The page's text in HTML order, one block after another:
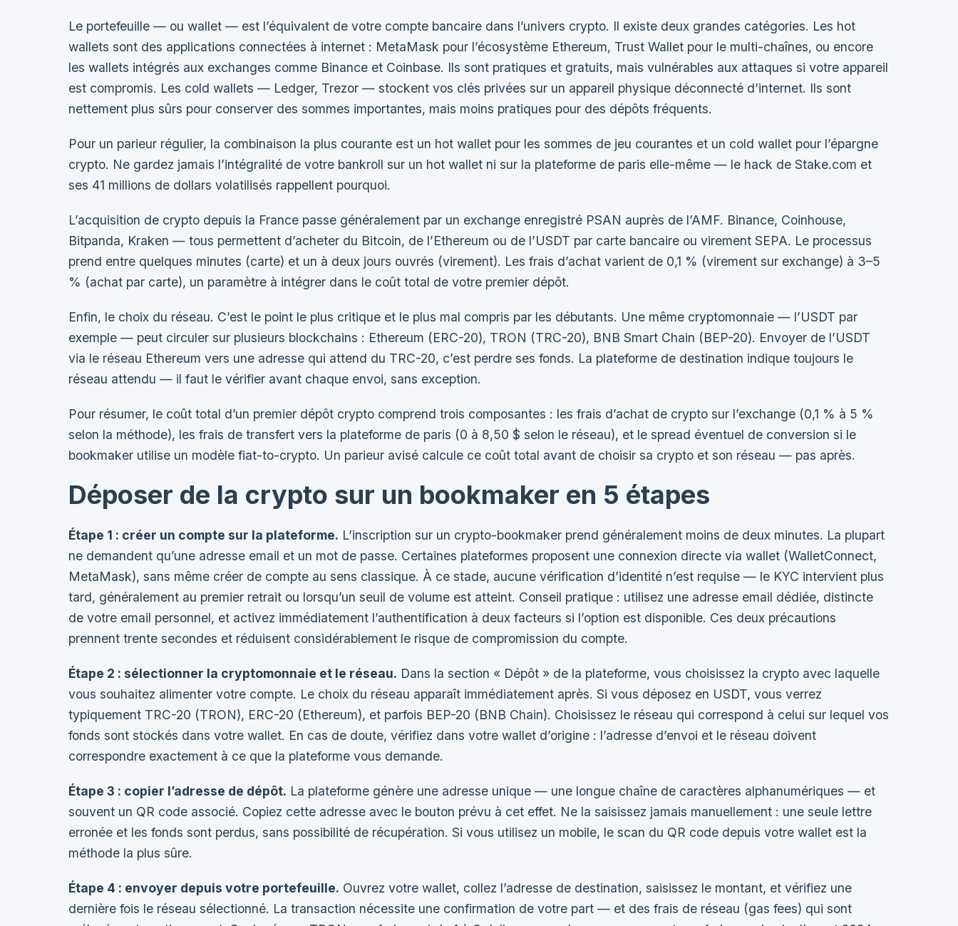
Le portefeuille — ou wallet — est l’équivalent de votre compte bancaire dans l’univers crypto. Il existe deux grandes catégories. Les hot
wallets sont des applications connectées à internet : MetaMask pour l’écosystème Ethereum, Trust Wallet pour le multi-chaînes, ou encore
les wallets intégrés aux exchanges comme Binance et Coinbase. Ils sont pratiques et gratuits, mais vulnérables aux attaques si votre appareil
est compromis. Les cold wallets — Ledger, Trezor — stockent vos clés privées sur un appareil physique déconnecté d’internet. Ils sont
nettement plus sûrs pour conserver des sommes importantes, mais moins pratiques pour des dépôts fréquents.
Pour un parieur régulier, la combinaison la plus courante est un hot wallet pour les sommes de jeu courantes et un cold wallet pour l’épargne
crypto. Ne gardez jamais l’intégralité de votre bankroll sur un hot wallet ni sur la plateforme de paris elle-même — le hack de Stake.com et
ses 41 millions de dollars volatilisés rappellent pourquoi.
L’acquisition de crypto depuis la France passe généralement par un exchange enregistré PSAN auprès de l’AMF. Binance, Coinhouse,
Bitpanda, Kraken — tous permettent d’acheter du Bitcoin, de l’Ethereum ou de l’USDT par carte bancaire ou virement SEPA. Le processus
prend entre quelques minutes (carte) et un à deux jours ouvrés (virement). Les frais d’achat varient de 0,1 % (virement sur exchange) à 3–5
% (achat par carte), un paramètre à intégrer dans le coût total de votre premier dépôt.
Enfin, le choix du réseau. C’est le point le plus critique et le plus mal compris par les débutants. Une même cryptomonnaie — l’USDT par
exemple — peut circuler sur plusieurs blockchains : Ethereum (ERC-20), TRON (TRC-20), BNB Smart Chain (BEP-20). Envoyer de l’USDT
via le réseau Ethereum vers une adresse qui attend du TRC-20, c’est perdre ses fonds. La plateforme de destination indique toujours le
réseau attendu — il faut le vérifier avant chaque envoi, sans exception.
Pour résumer, le coût total d’un premier dépôt crypto comprend trois composantes : les frais d’achat de crypto sur l’exchange (0,1 % à 5 %
selon la méthode), les frais de transfert vers la plateforme de paris (0 à 8,50 $ selon le réseau), et le spread éventuel de conversion si le
bookmaker utilise un modèle fiat-to-crypto. Un parieur avisé calcule ce coût total avant de choisir sa crypto et son réseau — pas après.
Déposer de la crypto sur un bookmaker en 5 étapes
Étape 1 : créer un compte sur la plateforme. L’inscription sur un crypto-bookmaker prend généralement moins de deux minutes. La plupart
ne demandent qu’une adresse email et un mot de passe. Certaines plateformes proposent une connexion directe via wallet (WalletConnect,
MetaMask), sans même créer de compte au sens classique. À ce stade, aucune vérification d’identité n’est requise — le KYC intervient plus
tard, généralement au premier retrait ou lorsqu’un seuil de volume est atteint. Conseil pratique : utilisez une adresse email dédiée, distincte
de votre email personnel, et activez immédiatement l’authentification à deux facteurs si l’option est disponible. Ces deux précautions
prennent trente secondes et réduisent considérablement le risque de compromission du compte.
Étape 2 : sélectionner la cryptomonnaie et le réseau. Dans la section « Dépôt » de la plateforme, vous choisissez la crypto avec laquelle
vous souhaitez alimenter votre compte. Le choix du réseau apparaît immédiatement après. Si vous déposez en USDT, vous verrez
typiquement TRC-20 (TRON), ERC-20 (Ethereum), et parfois BEP-20 (BNB Chain). Choisissez le réseau qui correspond à celui sur lequel vos
fonds sont stockés dans votre wallet. En cas de doute, vérifiez dans votre wallet d’origine : l’adresse d’envoi et le réseau doivent
correspondre exactement à ce que la plateforme vous demande.
Étape 3 : copier l’adresse de dépôt. La plateforme génère une adresse unique — une longue chaîne de caractères alphanumériques — et
souvent un QR code associé. Copiez cette adresse avec le bouton prévu à cet effet. Ne la saisissez jamais manuellement : une seule lettre
erronée et les fonds sont perdus, sans possibilité de récupération. Si vous utilisez un mobile, le scan du QR code depuis votre wallet est la
méthode la plus sûre.
Étape 4 : envoyer depuis votre portefeuille. Ouvrez votre wallet, collez l’adresse de destination, saisissez le montant, et vérifiez une
dernière fois le réseau sélectionné. La transaction nécessite une confirmation de votre part — et des frais de réseau (gas fees) qui sont